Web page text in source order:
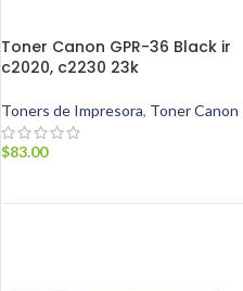
Toner Canon GPR-36 Black ir
c2020, c2230 23k
Toners de Impresora, Toner Canon
$83.00